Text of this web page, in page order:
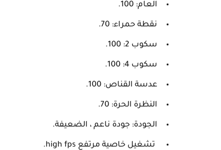
العام: 100.
نقطة حمراء: 70.
سكوب 2: 100.
سكوب 4: 100.
عدسة القناص: 100.
النظرة الحرة: 70.
الجودة: جودة ناعم ، الضعيفة.
تشغيل خاصية مرتفع high fps.